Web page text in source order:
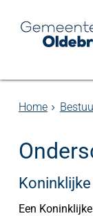
Home
Een